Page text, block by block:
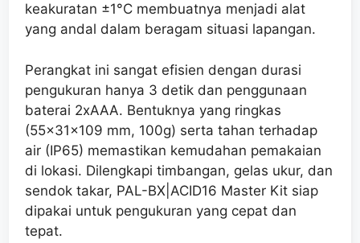
keakuratan ±1°C membuatnya menjadi alat
yang andal dalam beragam situasi lapangan.
Perangkat ini sangat efisien dengan durasi
pengukuran hanya 3 detik dan penggunaan
baterai 2xAAA. Bentuknya yang ringkas
(55x31x109 mm, 100g) serta tahan terhadap
air (IP65) memastikan kemudahan pemakaian
di lokasi. Dilengkapi timbangan, gelas ukur, dan
sendok takar, PAL-BX|ACID16 Master Kit siap
dipakai untuk pengukuran yang cepat dan
tepat.